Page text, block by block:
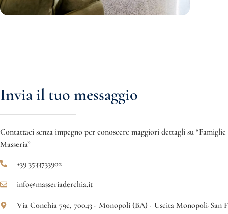
Invia il tuo messaggio
Contattaci senza impegno per conoscere maggiori dettagli su
Masseria”
+39 3533733902
info@masseriaderchia.it
Via Conchia 79c, 70043 - Monopoli (BA) - Uscita Monopoli-San